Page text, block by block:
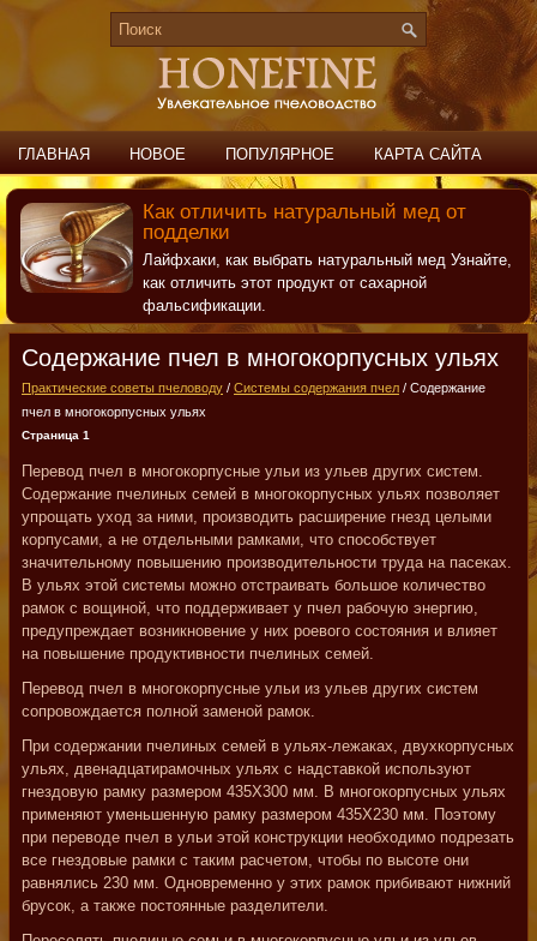
ГЛАВНАЯ НОВОЕ ПОПУЛЯРНОЕ КАРТА САЙТА
ПОИСК КОНТАКТЫ
Как отличить натуральный мед от
подделки
Лайфхаки, как выбрать натуральный мед Узнайте,
как отличить этот продукт от сахарной
фальсификации.
Содержание пчел в многокорпусных ульях
Практические советы пчеловоду / Системы содержания пчел / Содержание
пчел в многокорпусных ульях
Страница 1
Перевод пчел в многокорпусные ульи из ульев других систем.
Содержание пчелиных семей в многокорпусных ульях позволяет
упрощать уход за ними, производить расширение гнезд целыми
корпусами, а не отдельными рамками, что способствует
значительному повышению производительности труда на пасеках.
В ульях этой системы можно отстраивать большое количество
рамок с вощиной, что поддерживает у пчел рабочую энергию,
предупреждает возникновение у них роевого состояния и влияет
на повышение продуктивности пчелиных семей.
Перевод пчел в многокорпусные ульи из ульев других систем
сопровождается полной заменой рамок.
При содержании пчелиных семей в ульях-лежаках, двухкорпусных
ульях, двенадцатирамочных ульях с надставкой используют
гнездовую рамку размером 435X300 мм. В многокорпусных ульях
применяют уменьшенную рамку размером 435X230 мм. Поэтому
при переводе пчел в ульи этой конструкции необходимо подрезать
все гнездовые рамки с таким расчетом, чтобы по высоте они
равнялись 230 мм. Одновременно у этих рамок прибивают нижний
брусок, а также постоянные разделители.